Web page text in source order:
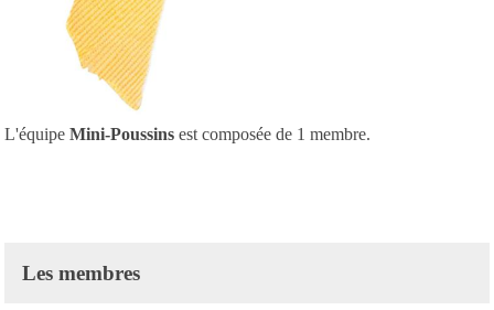
L'équipe Mini-Poussins est composée de 1 membre.
Les membres